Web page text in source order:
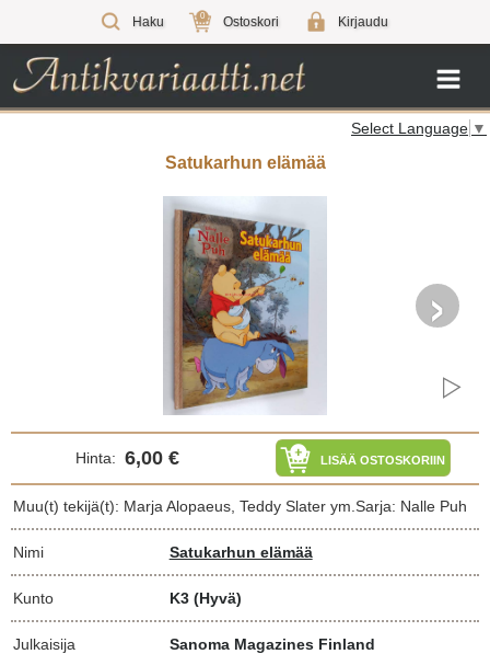
Haku 0 Ostoskori Kirjaudu
Select Language ▼
Satukarhun elämää
›
Hinta: 6,00 € LISÄÄ OSTOSKORIIN
Muu(t) tekijä(t): Marja Alopaeus, Teddy Slater ym.Sarja: Nalle Puh
Nimi Satukarhun elämää
Kunto K3 (Hyvä)
Julkaisija Sanoma Magazines Finland